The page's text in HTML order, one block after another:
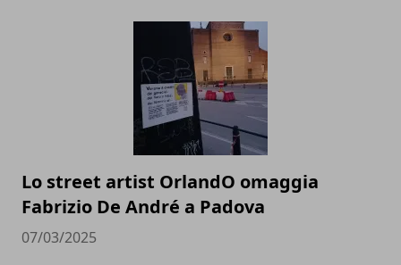
Lo street artist OrlandO omaggia
Fabrizio De André a Padova
07/03/2025